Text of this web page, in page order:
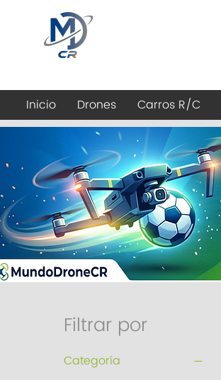
Inicio Drones Carros R/C
Filtrar por
Categoría